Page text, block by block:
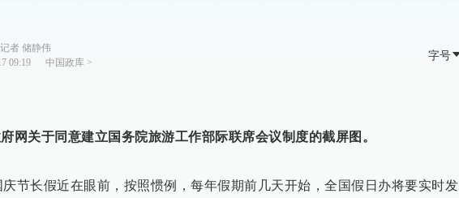
者 储静伟
09:19
中国政库>
字号
网关于同意建立 国务院旅游工作部际联席会议制度的截屏图。
长假近在眼前，按照惯例，每年假期前几天开始，全国假日办将要实时发